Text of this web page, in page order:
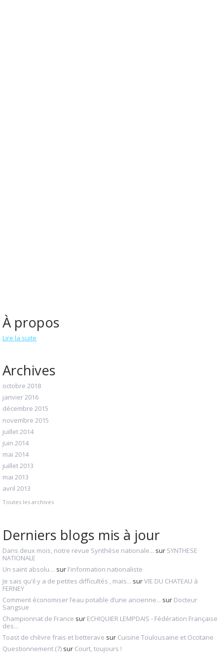
À propos
Lire la suite
Archives
octobre 2018
janvier 2016
décembre 2015
novembre 2015
juillet 2014
juin 2014
mai 2014
juillet 2013
mai 2013
avril 2013
Toutes les archives
Derniers blogs mis à jour
Dans deux mois, notre revue Synthèse nationale... sur SYNTHESE
NATIONALE
Un saint absolu… sur l'information nationaliste
Je sais qu'il y a de petites difficultés , mais... surVIE DU CHATEAU à
FERNEY
Comment économiser l’eau potable d’une ancienne... sur Docteur
Sangsue
Championnat de France sur ECHIQUIER LEMPDAIS - Fédération Française
des...
Toast de chèvre frais et betterave sur Cuisine Toulousaine et Occitane
Questionnement (7) sur Court, toujours !